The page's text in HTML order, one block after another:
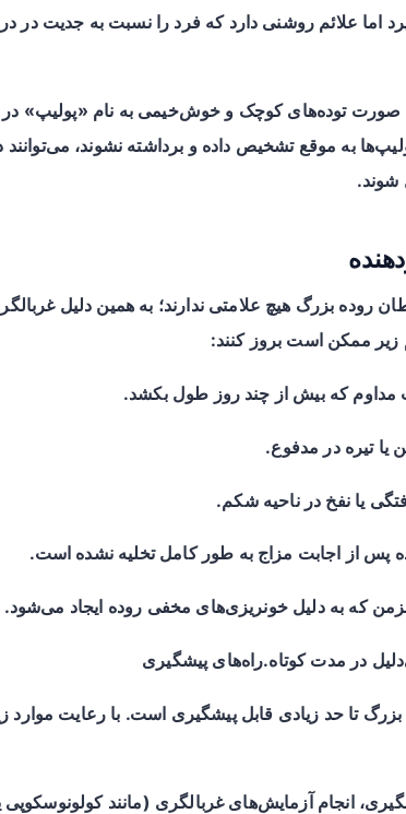
اما علائم روشنی دارد که فرد را نسبت به جدیت در
صورت توده‌های کوچک و خوش‌خیمی به نام «پولیپ» در
به موقع تشخیص داده و برداشته نشوند،
شوند.
روده بزرگ هیچ علامتی ندارند؛ به همین دلیل
زیر ممکن است بروز کنند:
مداوم که بیش از چند روز طول بکشد.
تیره در مدفوع.
یا نفخ در ناحیه شکم.
پس از اجابت مزاج به طور کامل تخلیه نشده است.
که به دلیل خونریزی‌های مخفی روده ایجاد می‌شود.
در مدت کوتاه.راه‌های پیشگیری
تا حد زیادی قابل پیشگیری است. با رعایت موارد
انجام آزمایش‌های غربالگری (مانند